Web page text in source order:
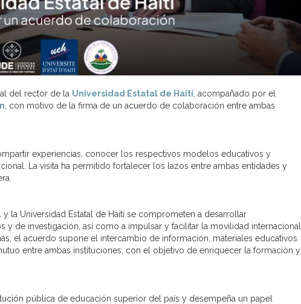
del rector de la Universidad Estatal de Haití , acompañado por el
, con motivo de la firma de un acuerdo de colaboración entre ambas
experiencias, conocer los respectivos modelos educativos y
La visita ha permitido fortalecer los lazos entre ambas entidades y
y la Universidad Estatal de Haití se comprometen a desarrollar
de investigación, así como a impulsar y facilitar la movilidad internacional
el acuerdo supone el intercambio de información, materiales educativos
entre ambas instituciones, con el objetivo de enriquecer la formación y
pública de educación superior del país y desempeña un papel